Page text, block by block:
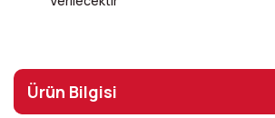
Ürün Bilgisi